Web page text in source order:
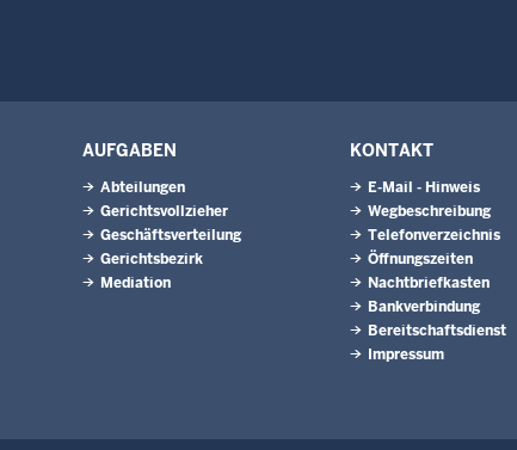
AUFGABEN
Abteilungen
Gerichtsvollzieher
Geschäftsverteilung
Gerichtsbezirk
Mediation
KONTAKT
E-Mail - Hinweis
Wegbeschreibung
Telefonverzeichnis
Öffnungszeiten
Nachtbriefkasten
Bankverbindung
Bereitschaftsdienst
Impressum